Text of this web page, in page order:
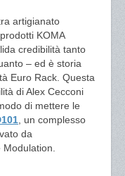
artigianato
KOMA
credibilità tanto
– ed è storia
Euro Rack. Questa
di Alex Cecconi
di mettere le
, un complesso
da